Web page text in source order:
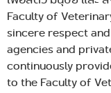
Faculty of
sincere respect
agencies and
continuously
to the Faculty of